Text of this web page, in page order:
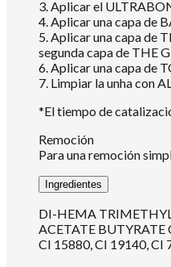
3. Aplicar el
4. Aplicar una capa de
5. Aplicar una capa de
segunda capa de THE
6. Aplicar una capa de
7. Limpiar la unha con
*El tiempo de
Remoción
Para una remoción
Ingredientes
DI-HEMA
ACETATE
CI 15880, CI 19140, CI